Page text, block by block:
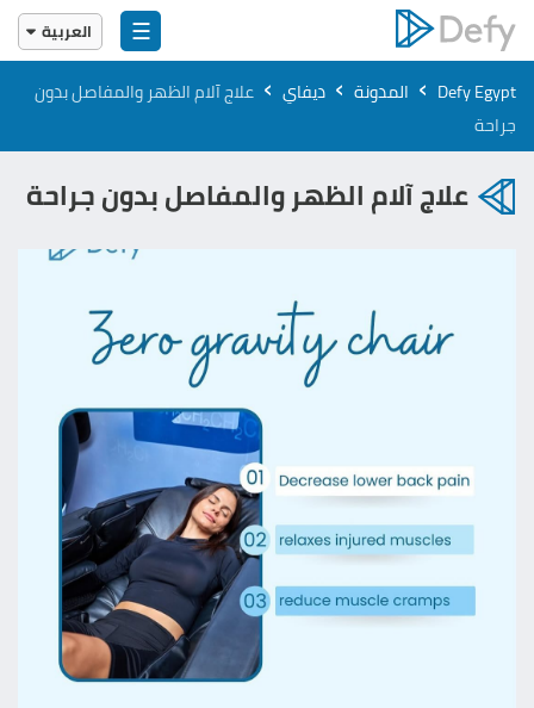
☰
العربية
English
العربية
Defy Egypt
› المدونة › ديفاي › علاج آلام الظهر والمفاصل بدون
جراحة
علاج آلام الظهر والمفاصل بدون جراحة